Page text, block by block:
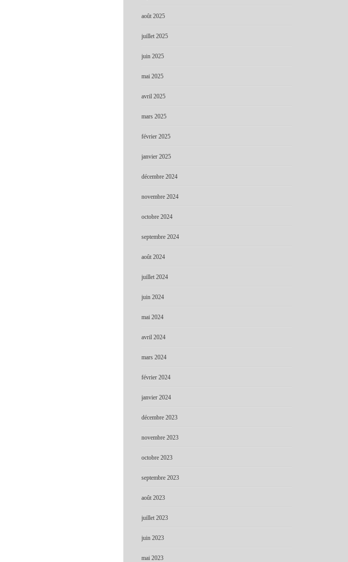
août 2025
juillet 2025
juin 2025
mai 2025
avril 2025
mars 2025
février 2025
janvier 2025
décembre 2024
novembre 2024
octobre 2024
septembre 2024
août 2024
juillet 2024
juin 2024
mai 2024
avril 2024
mars 2024
février 2024
janvier 2024
décembre 2023
novembre 2023
octobre 2023
septembre 2023
août 2023
juillet 2023
juin 2023
mai 2023